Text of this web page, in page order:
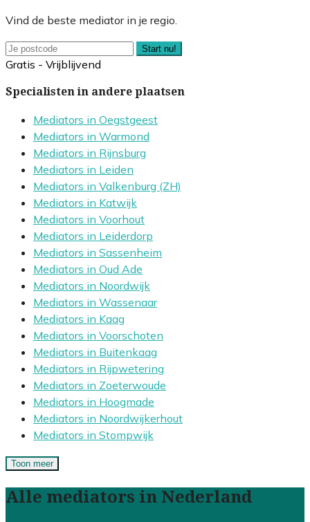
Vind de beste mediator in je regio.
Start nu!
Gratis - Vrijblijvend
Specialisten in andere plaatsen
Mediators in Oegstgeest
Mediators in Warmond
Mediators in Rijnsburg
Mediators in Leiden
Mediators in Valkenburg (ZH)
Mediators in Katwijk
Mediators in Voorhout
Mediators in Leiderdorp
Mediators in Sassenheim
Mediators in Oud Ade
Mediators in Noordwijk
Mediators in Wassenaar
Mediators in Kaag
Mediators in Voorschoten
Mediators in Buitenkaag
Mediators in Rijpwetering
Mediators in Zoeterwoude
Mediators in Hoogmade
Mediators in Noordwijkerhout
Mediators in Stompwijk
Toon meer
Alle mediators in Nederland